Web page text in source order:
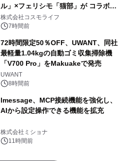
ル」×フェリシモ「猫部」が コラボキ
ャンペーンを実施
株式会社コスモライフ
7時間前
72時間限定50％OFF、UWANT、同社
最軽量1.04kgの自動ゴミ収集掃除機
「V700 Pro」をMakuakeで発売
UWANT
8時間前
lmessage、MCP接続機能を強化し、
AIから設定操作できる機能を拡充
株式会社ミショナ
11時間前